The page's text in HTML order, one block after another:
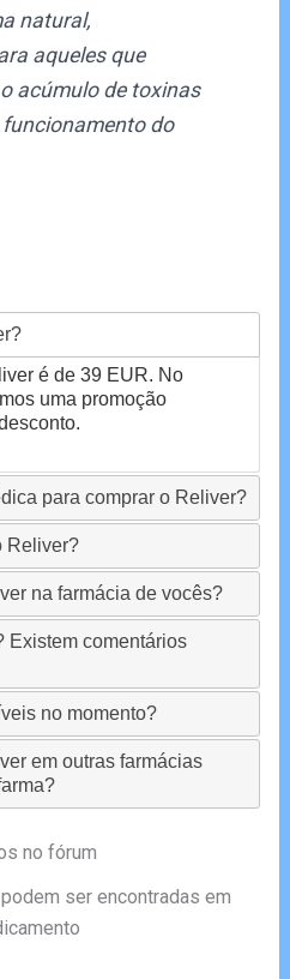
natural,
aqueles que
acúmulo de toxinas
do
é de 39 EUR. No
uma promoção
para comprar o Reliver?
Reliver?
na farmácia de vocês?
Existem comentários
no momento?
em outras farmácias
no fórum
ser encontradas em